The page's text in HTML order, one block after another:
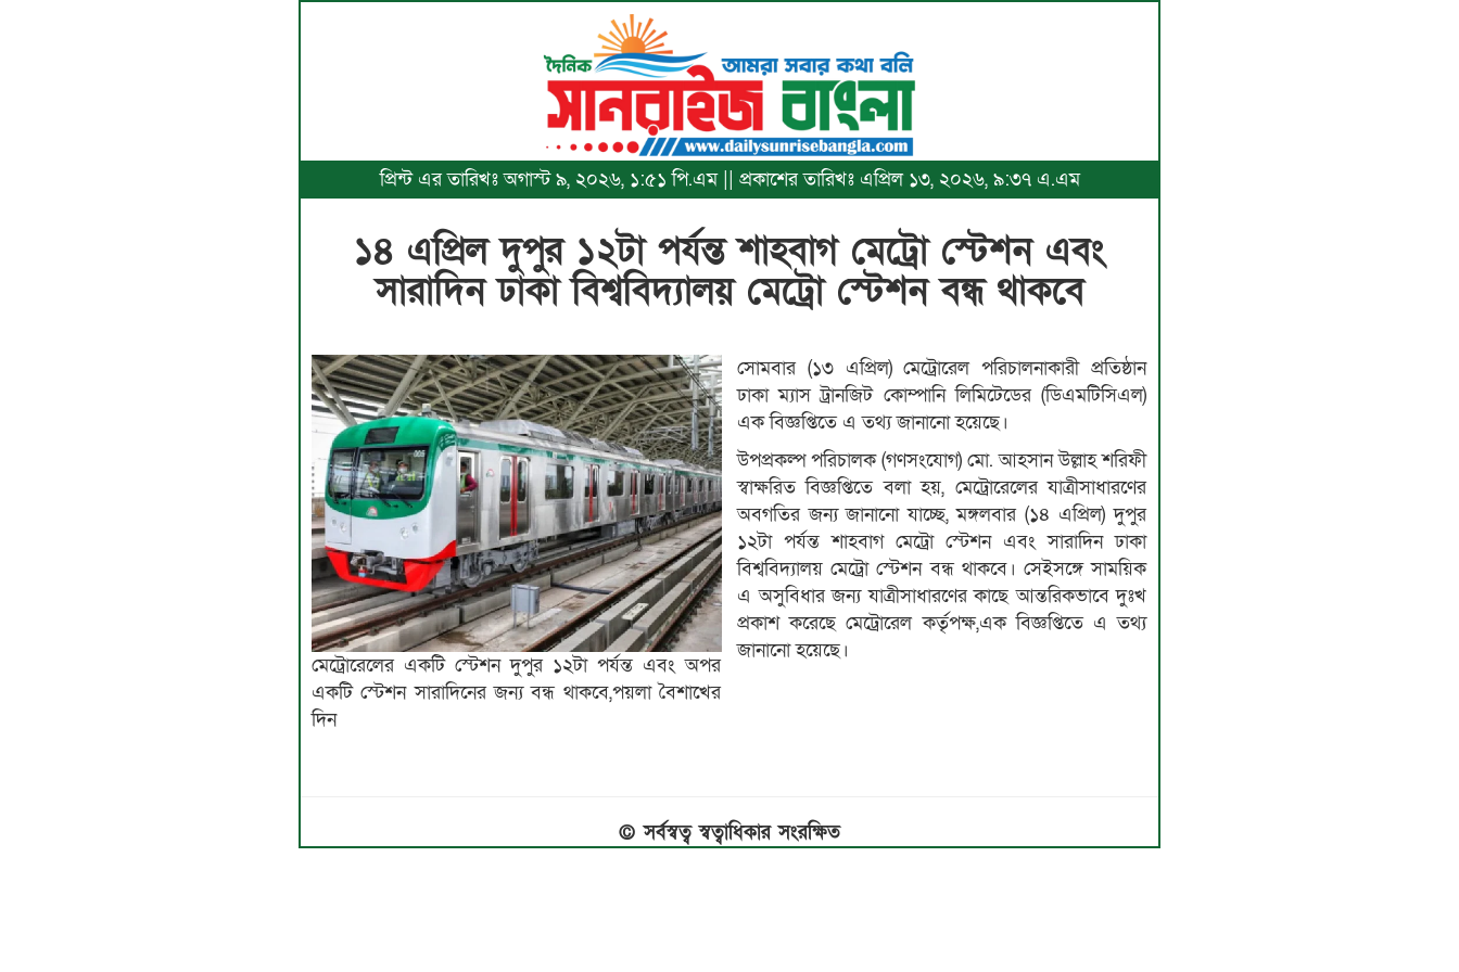
প্রিন্ট এর তারিখঃ অগাস্ট ৯, ২০২৬, ১:৫১ পি.এম || প্রকাশের তারিখঃ এপ্রিল ১৩, ২০২৬, ৯:৩৭ এ.এম
১৪ এপ্রিল দুপুর ১২টা পর্যন্ত শাহবাগ মেট্রো স্টেশন এবং
সারাদিন ঢাকা বিশ্ববিদ্যালয় মেট্রো স্টেশন বন্ধ থাকবে
মেট্রোরেলের একটি স্টেশন দুপুর ১২টা পর্যন্ত এবং অপর
একটি স্টেশন সারাদিনের জন্য বন্ধ থাকবে,পয়লা বৈশাখের
দিন
সোমবার (১৩ এপ্রিল) মেট্রোরেল পরিচালনাকারী প্রতিষ্ঠান
ঢাকা ম্যাস ট্রানজিট কোম্পানি লিমিটেডের (ডিএমটিসিএল)
এক বিজ্ঞপ্তিতে এ তথ্য জানানো হয়েছে।
উপপ্রকল্প পরিচালক (গণসংযোগ) মো. আহসান উল্লাহ শরিফী
স্বাক্ষরিত বিজ্ঞপ্তিতে বলা হয়, মেট্রোরেলের যাত্রীসাধারণের
অবগতির জন্য জানানো যাচ্ছে, মঙ্গলবার (১৪ এপ্রিল) দুপুর
১২টা পর্যন্ত শাহবাগ মেট্রো স্টেশন এবং সারাদিন ঢাকা
বিশ্ববিদ্যালয় মেট্রো স্টেশন বন্ধ থাকবে। সেইসঙ্গে সাময়িক
এ অসুবিধার জন্য যাত্রীসাধারণের কাছে আন্তরিকভাবে দুঃখ
প্রকাশ করেছে মেট্রোরেল কর্তৃপক্ষ,এক বিজ্ঞপ্তিতে এ তথ্য
জানানো হয়েছে।
© সর্বস্বত্ব স্বত্বাধিকার সংরক্ষিত